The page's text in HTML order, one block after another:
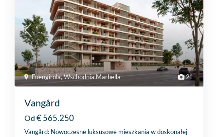
21
Fuengirola,Wschodnia Marbella
Vangård
Od € 565.250
Vangård: Nowoczesne luksusowe mieszkania w doskonałej